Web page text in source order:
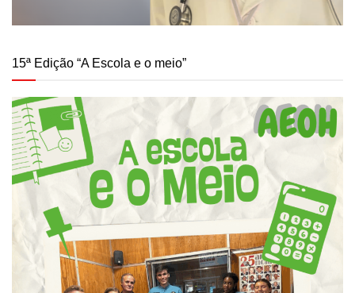
15ª Edição “A Escola e o meio”